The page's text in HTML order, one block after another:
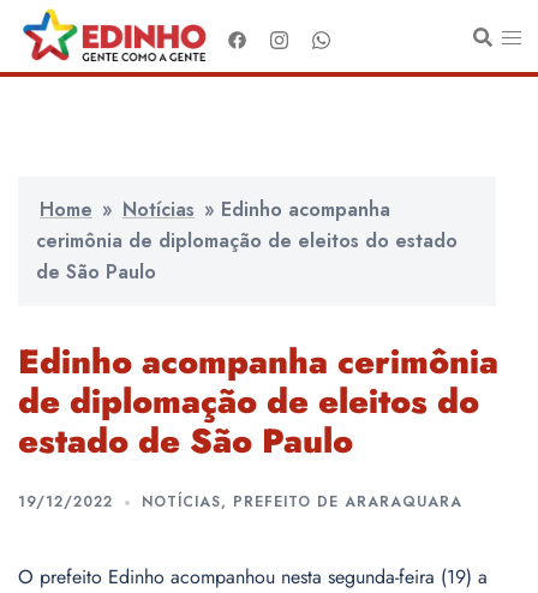
para
o
Home » Notícias » Edinho acompanha
cerimônia de diplomação de eleitos do estado
de São Paulo
Edinho acompanha cerimônia
de diplomação de eleitos do
estado de São Paulo
19/12/2022 NOTÍCIAS, PREFEITO DE ARARAQUARA
O prefeito Edinho acompanhou nesta segunda-feira (19) a